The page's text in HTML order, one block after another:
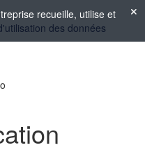
recueille, utilise et
des données